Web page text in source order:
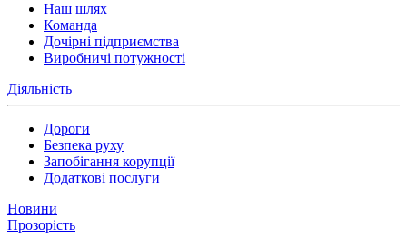
Наш шлях
Команда
Дочірні підприємства
Виробничі потужності
Діяльність
Дороги
Безпека руху
Запобігання корупції
Додаткові послуги
Новини
Прозорість